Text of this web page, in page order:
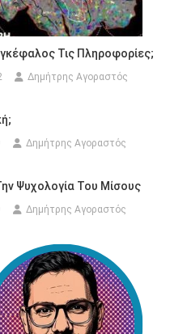
Τις Πληροφορίες;
Δημήτρης Αγοραστός
Δημήτρης Αγοραστός
Ψυχολογία Του Μίσους
Δημήτρης Αγοραστός